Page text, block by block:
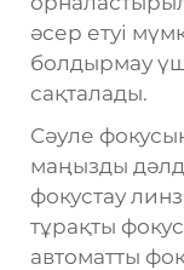
әсер етуі
болдырмау
сақталады.
Сәуле
маңызды
фокустау
тұрақты
автоматты